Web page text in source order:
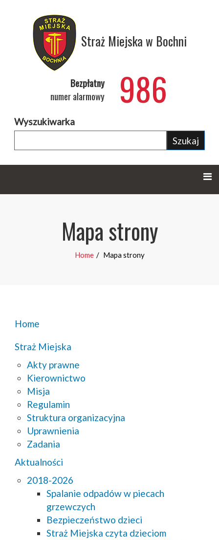
Straż Miejska w Bochni
Bezpłatny
numer alarmowy
986
Wyszukiwarka
Szukaj
Mapa strony
Home Mapa strony
Home
Straż Miejska
Akty prawne
Kierownictwo
Misja
Regulamin
Struktura organizacyjna
Uprawnienia
Zadania
Aktualności
2018-2026
Spalanie odpadów w piecach
grzewczych
Bezpieczeństwo dzieci
Straż Miejska czyta dzieciom